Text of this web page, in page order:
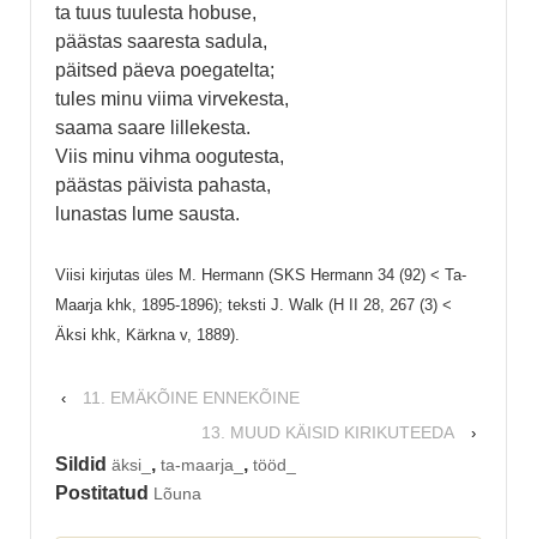
ta tuus tuulesta hobuse,
päästas saaresta sadula,
päitsed päeva poegatelta;
tules minu viima virvekesta,
saama saare lillekesta.
Viis minu vihma oogutesta,
päästas päivista pahasta,
lunastas lume sausta.
Viisi kirjutas üles M. Hermann (SKS Hermann 34 (92) < Ta-
Maarja khk, 1895-1896); teksti J. Walk (H II 28, 267 (3) <
Äksi khk, Kärkna v, 1889).
‹
11. EMÄKÕINE ENNEKÕINE
13. MUUD KÄISID KIRIKUTEEDA
›
Sildid äksi_ , ta-maarja_ , tööd_
Postitatud Lõuna